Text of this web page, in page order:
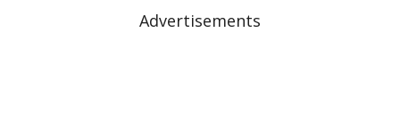
Advertisements